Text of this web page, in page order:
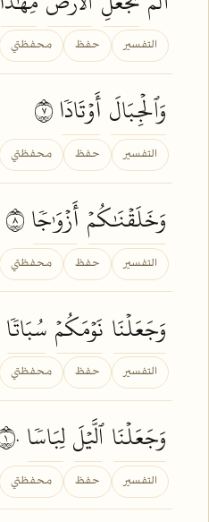
التفسير حفظ محفظتي
وَٱلۡجِبَالَ أَوۡتَادٗا
التفسير حفظ محفظتي
وَخَلَقۡنَٰكُمۡ أَزۡوَٰجٗا
التفسير حفظ محفظتي
وَجَعَلۡنَا نَوۡمَكُمۡ سُبَاتٗا
التفسير حفظ محفظتي
وَجَعَلۡنَاٱلَّيۡلَلِبَاسٗا
التفسير حفظ محفظتي